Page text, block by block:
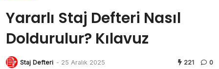
Yararlı Staj Defteri Nasıl
Doldurulur? Kılavuz
Staj Defteri - 25 Aralık 2025 221 0